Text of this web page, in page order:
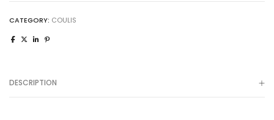
CATEGORY: COULIS
DESCRIPTION